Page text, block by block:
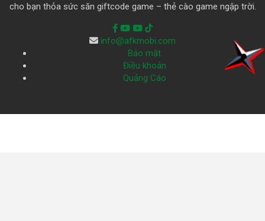
cho bạn thỏa sức săn giftcode game – thẻ cào game ngập trời.
info@afkmobi.com
Bảo mật
Điều khoản
Quảng Cáo